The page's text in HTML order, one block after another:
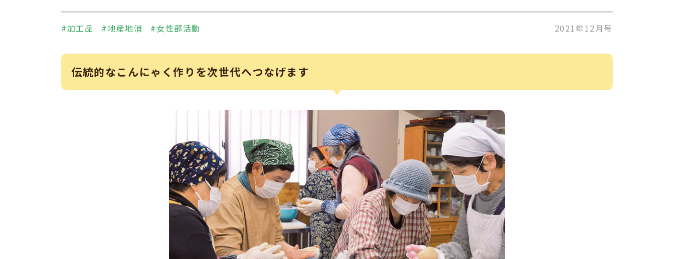
#加工品 #地産地消 #女性部活動 2021年12月号
伝統的なこんにゃく作りを次世代へつなげます